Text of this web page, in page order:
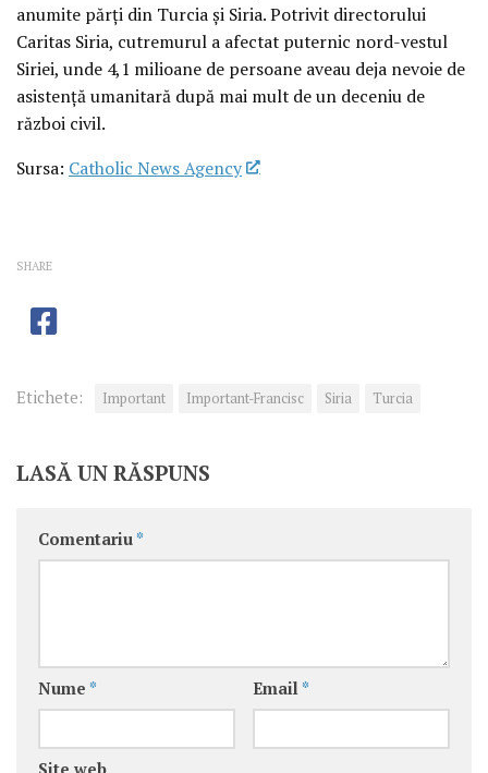
anumite părți din Turcia și Siria. Potrivit directorului
Caritas Siria, cutremurul a afectat puternic nord-vestul
Siriei, unde 4,1 milioane de persoane aveau deja nevoie de
asistență umanitară după mai mult de un deceniu de
război civil.
Sursa: Catholic News Agency
SHARE
Etichete: Important Important-Francisc Siria Turcia
LASĂ UN RĂSPUNS
Comentariu *
Nume * Email *